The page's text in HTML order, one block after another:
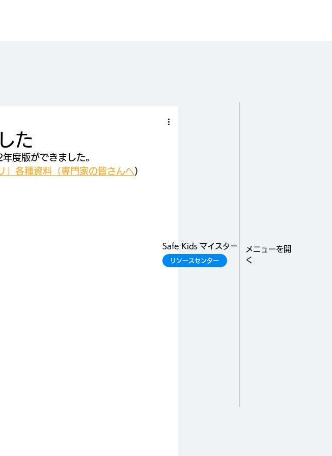
Safe Kids マイスター
リソースセンター
​メニューを開
く
た
度版ができました。
」各種資料（専門家の皆さんへ）